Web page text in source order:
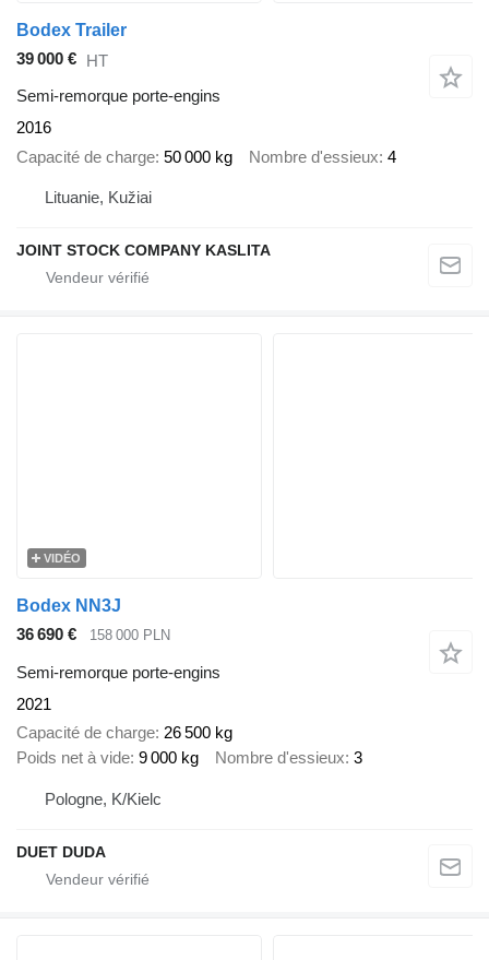
Bodex Trailer
39 000 € HT
Semi-remorque porte-engins
2016
Capacité de charge 50 000 kg Nombre d'essieux 4
Lituanie, Kužiai
JOINT STOCK COMPANY KASLITA
VIDÉO
Bodex NN3J
36 690 €
158 000 PLN
Semi-remorque porte-engins
2021
Capacité de charge 26 500 kg
Poids net à vide 9 000 kg Nombre d'essieux 3
Pologne, K/Kielc
DUET DUDA